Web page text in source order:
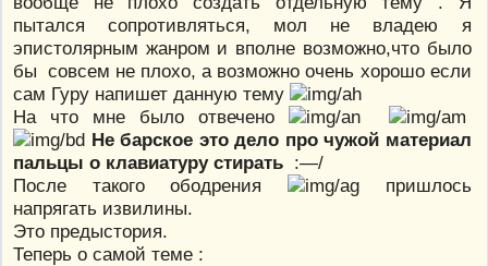
пытался сопротивляться, мол не владею я
эпистолярным жанром и вполне возможно,что было
бы совсем не плохо, а возможно очень хорошо если
сам Гуру напишет данную тему
На что мне было отвечено
Не барское это дело про чужой материал
пальцы о клавиатуру стирать :—/
После такого ободрения
пришлось
напрягать извилины.
Это предыстория.
Теперь о самой теме :